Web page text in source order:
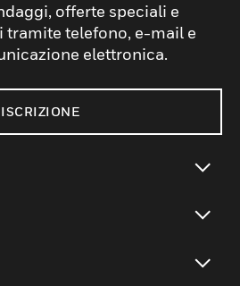
offerte speciali e
telefono, e-mail e
elettronica.
ISCRIZIONE